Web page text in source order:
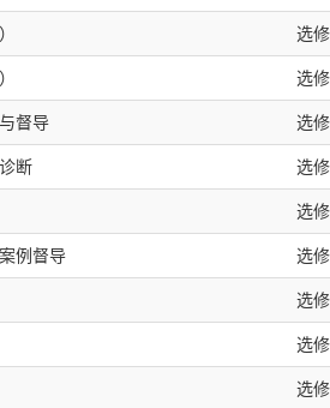
选修
选修
督导 选修
断 选修
选修
例督导 选修
选修
选修
选修